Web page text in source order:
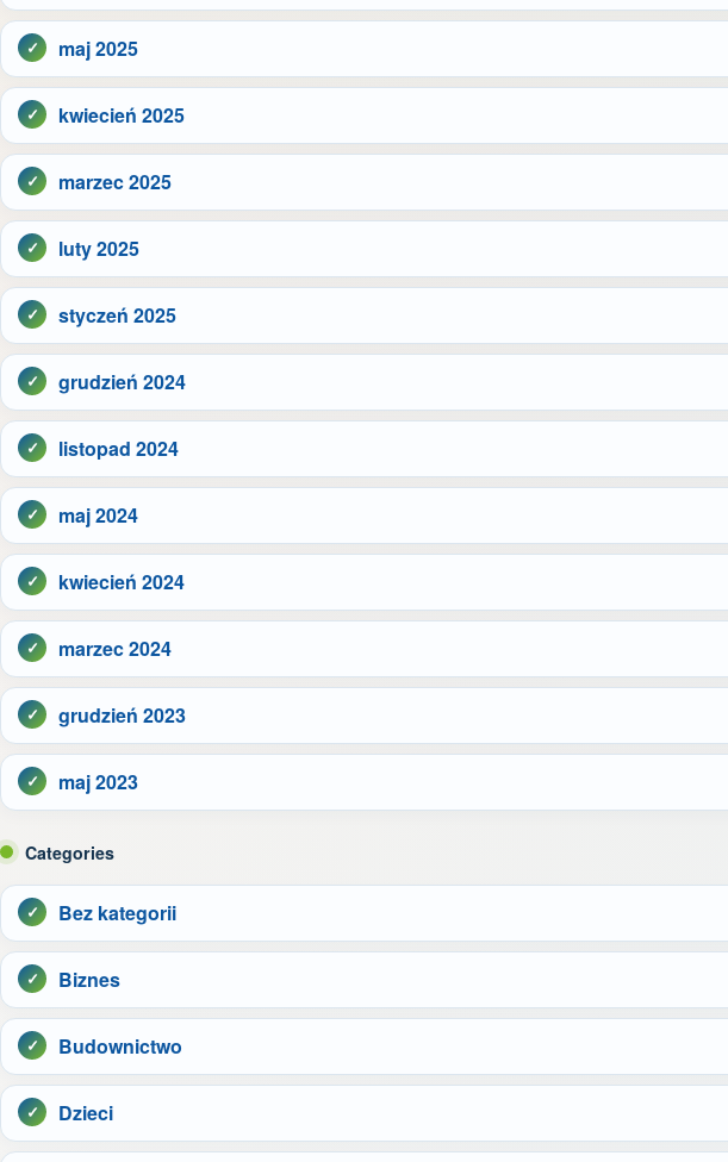
maj 2025
kwiecień 2025
marzec 2025
luty 2025
styczeń 2025
grudzień 2024
listopad 2024
maj 2024
kwiecień 2024
marzec 2024
grudzień 2023
maj 2023
Categories
Bez kategorii
Biznes
Budownictwo
Dzieci